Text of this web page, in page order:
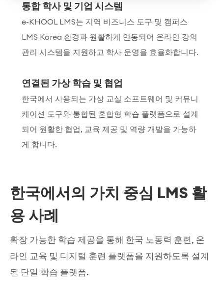
통합 학사 및 기업 시스템
e-KHOOL LMS는 지역 비즈니스 도구 및 캠퍼스
LMS Korea 환경과 원활하게 연동되어 온라인 강의
관리 시스템을 지원하고 학사 운영을 효율화합니다.
연결된 가상 학습 및 협업
한국에서 사용되는 가상 교실 소프트웨어 및 커뮤니
케이션 도구와 통합된 혼합형 학습 플랫폼으로 설계
되어 원활한 협업, 교육 제공 및 역량 개발을 가능하
게 합니다.
한국에서의 가치 중심 LMS 활
용 사례
확장 가능한 학습 제공을 통해 한국 노동력 훈련, 온
라인 교육 및 디지털 훈련 플랫폼을 지원하도록 설계
된 단일 학습 플랫폼.